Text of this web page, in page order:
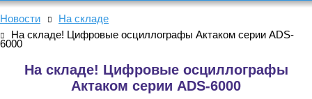
Новости
На складе
На складе! Цифровые осциллографы Актаком серии ADS-
6000
На складе! Цифровые осциллографы
Актаком серии ADS-6000